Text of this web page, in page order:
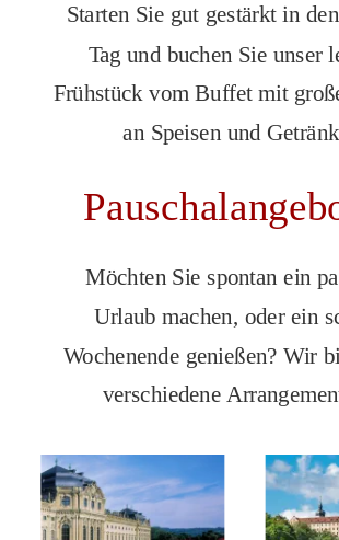
Starten Sie gut gestärkt in
Tag und buchen Sie unser
Frühstück vom Buffet mit
an Speisen und
Möchten Sie spontan ein
Urlaub machen, oder ein
Wochenende genießen? Wir
verschiedene